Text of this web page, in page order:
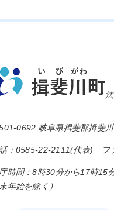
0692 岐阜県揖斐郡揖斐
：0585-22-2111(代表) フ
時間：8時30分から17時15
年始を除く）